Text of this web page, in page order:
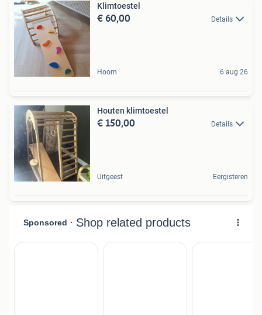
Klimtoestel
€ 60,00 Details
Hoorn 6 aug 26
Houten klimtoestel
€ 150,00 Details
Uitgeest Eergisteren